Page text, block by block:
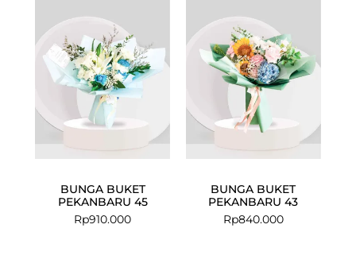
BUNGA BUKET
PEKANBARU 45
Rp910.000
BUNGA BUKET
PEKANBARU 43
Rp840.000